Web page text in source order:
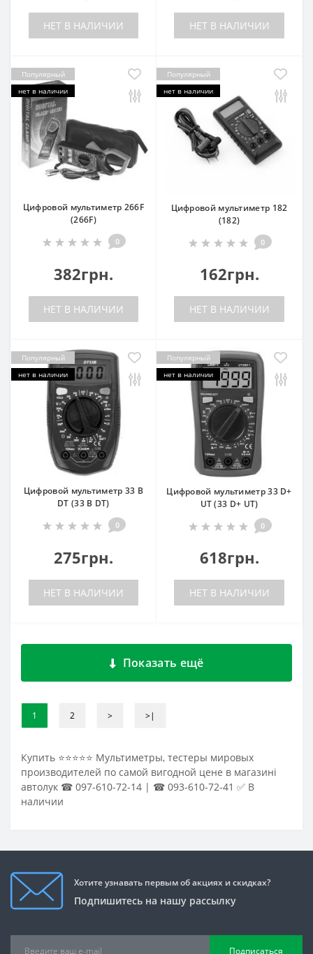
НЕТ В НАЛИЧИИ НЕТ В НАЛИЧИИ
Популярный
нет в наличии
Цифровой мультиметр 266F
(266F)
0
382грн.
НЕТ В НАЛИЧИИ
Популярный
нет в наличии
Цифровой мультиметр 182
(182)
0
162грн.
НЕТ В НАЛИЧИИ
Популярный
нет в наличии
Цифровой мультиметр 33 B
DT (33 B DT)
0
275грн.
НЕТ В НАЛИЧИИ
Популярный
нет в наличии
Цифровой мультиметр 33 D+
UT (33 D+ UT)
0
618грн.
НЕТ В НАЛИЧИИ
Показать ещё
1 2 > >|
Купить ⭐⭐⭐⭐⭐ Мультиметры, тестеры мировых
производителей по самой вигодной цене в магазині
автолук ☎ 097-610-72-14 | ☎ 093-610-72-41 ✅ В
наличии
Хотите узнавать первым об акциях и скидках?
Подпишитесь на нашу рассылку
Подписаться